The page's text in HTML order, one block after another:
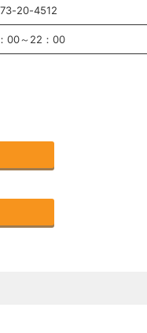
20-4512
00～22：00